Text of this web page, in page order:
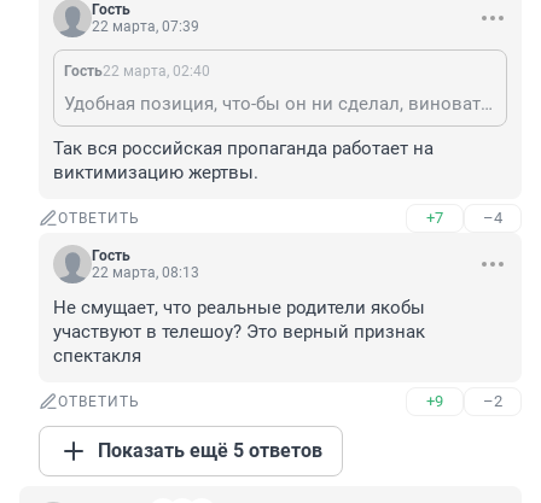
Гость
22 марта, 07:39
Гость22 марта, 02:40
Удобная позиция, что-бы он ни сделал, виноваты только другие
Так вся российская пропаганда работает на
виктимизацию жертвы.
ОТВЕТИТЬ +7 –4
Гость
22 марта, 08:13
Не смущает, что реальные родители якобы
участвуют в телешоу? Это верный признак
спектакля
ОТВЕТИТЬ +9 –2
Показать ещё 5 ответов